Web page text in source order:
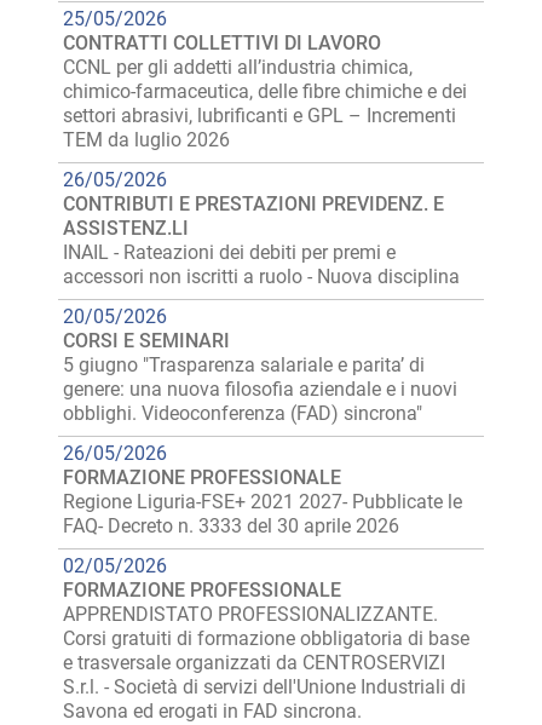
25/05/2026
CONTRATTI COLLETTIVI DI LAVORO
CCNL per gli addetti all’industria chimica,
chimico-farmaceutica, delle fibre chimiche e dei
settori abrasivi, lubrificanti e GPL – Incrementi
TEM da luglio 2026
26/05/2026
CONTRIBUTI E PRESTAZIONI PREVIDENZ. E
ASSISTENZ.LI
INAIL - Rateazioni dei debiti per premi e
accessori non iscritti a ruolo - Nuova disciplina
20/05/2026
CORSI E SEMINARI
5 giugno "Trasparenza salariale e parita’ di
genere: una nuova filosofia aziendale e i nuovi
obblighi. Videoconferenza (FAD) sincrona"
26/05/2026
FORMAZIONE PROFESSIONALE
Regione Liguria-FSE+ 2021 2027- Pubblicate le
FAQ- Decreto n. 3333 del 30 aprile 2026
02/05/2026
FORMAZIONE PROFESSIONALE
APPRENDISTATO PROFESSIONALIZZANTE.
Corsi gratuiti di formazione obbligatoria di base
e trasversale organizzati da CENTROSERVIZI
S.r.l. - Società di servizi dell'Unione Industriali di
Savona ed erogati in FAD sincrona.